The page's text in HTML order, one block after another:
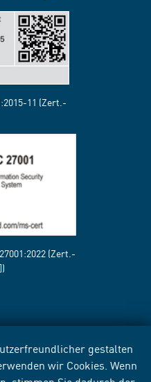
gestalten
wir Cookies. Wenn
11 (Zert.-
(Zert.-